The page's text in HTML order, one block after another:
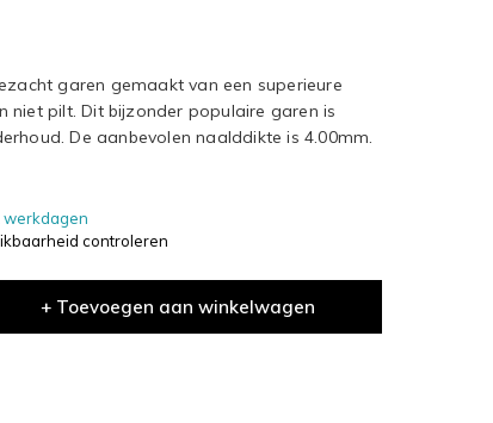
garen gemaakt van een superieure
pilt. Dit bijzonder populaire garen is
De aanbevolen naalddikte is 4.00mm.
werkdagen
controleren
+ Toevoegen aan winkelwagen